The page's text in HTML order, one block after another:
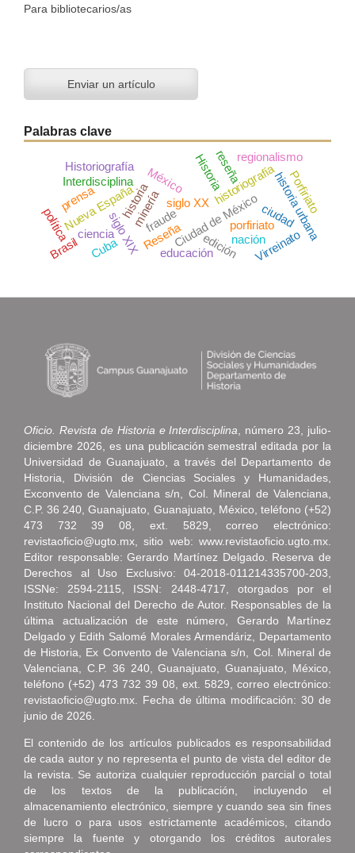
Para bibliotecarios/as
Enviar un artículo
Palabras clave
México Historiahistoriografía
siglo XIX
Nueva España historia urbana
historia
reseña
Ciudad de México
Reseña
Interdisciplina
ciencia
siglo XX
prensa
fraude ciudad
minería porfiriato
Historiografía
política
Brasil edición
Porfiriato
Cuba
nación
educación
Virreinato
regionalismo
Oficio. Revista de Historia e Interdisciplina , número 23, julio-
diciembre 2026, es una publicación semestral editada por la
Universidad de Guanajuato, a través del Departamento de
Historia, División de Ciencias Sociales y Humanidades,
Exconvento de Valenciana s/n, Col. Mineral de Valenciana,
C.P. 36 240, Guanajuato, Guanajuato, México, teléfono (+52)
473 732 39 08, ext. 5829, correo electrónico:
revistaoficio@ugto.mx, sitio web: www.revistaoficio.ugto.mx.
Editor responsable: Gerardo Martínez Delgado. Reserva de
Derechos al Uso Exclusivo: 04-2018-011214335700-203,
ISSNe: 2594-2115, ISSN: 2448-4717, otorgados por el
Instituto Nacional del Derecho de Autor. Responsables de la
última actualización de este número, Gerardo Martínez
Delgado y Edith Salomé Morales Armendáriz, Departamento
de Historia, Ex Convento de Valenciana s/n, Col. Mineral de
Valenciana, C.P. 36 240, Guanajuato, Guanajuato, México,
teléfono (+52) 473 732 39 08, ext. 5829, correo electrónico:
revistaoficio@ugto.mx. Fecha de última modificación: 30 de
junio de 2026.
El contenido de los artículos publicados es responsabilidad
de cada autor y no representa el punto de vista del editor de
la revista. Se autoriza cualquier reproducción parcial o total
de los textos de la publicación, incluyendo el
almacenamiento electrónico, siempre y cuando sea sin fines
de lucro o para usos estrictamente académicos, citando
siempre la fuente y otorgando los créditos autorales